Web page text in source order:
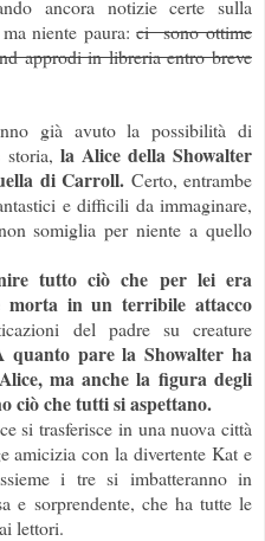
ancora notizie certe sulla
ma niente paura:ci sono ottime
approdi in libreria entro breve
già avuto la possibilità di
storia, la Alice della Showalter
di Carroll. Certo, entrambe
e difficili da immaginare,
somiglia per niente a quello
tutto ciò che per lei era
morta in un terribile attacco
del padre su creature
quanto pare la Showalter ha
ma anche la figura degli
ciò che tutti si aspettano.
si trasferisce in una nuova città
amicizia con la divertente Kat e
i tre si imbatteranno in
e sorprendente, che ha tutte le
lettori.